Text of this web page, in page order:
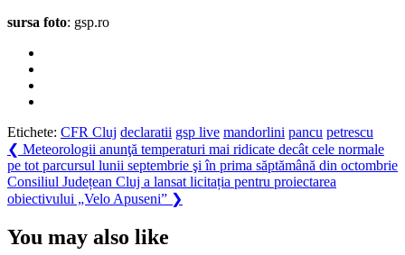
sursa foto: gsp.ro
Etichete: CFR Cluj declaratii gsp live mandorlini pancu petrescu
Navigare
în
articole
❮ Previous
Post:
Meteorologii anunţă temperaturi mai ridicate decât cele normale
pe tot parcursul lunii septembrie şi în prima săptămână din octombrie
Next
Post:
Consiliul Județean Cluj a lansat licitația pentru proiectarea
obiectivului „Velo Apuseni” ❯
You may also like